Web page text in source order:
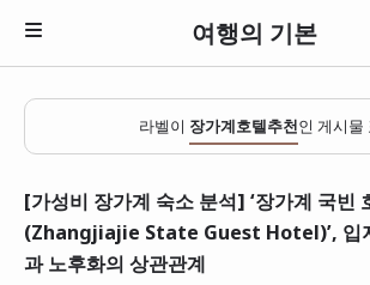
여행의 기본
라벨이 장가계호텔추천인 게시물
[가성비 장가계 숙소 분석] ‘장가계 국빈
(Zhangjiajie State Guest Hotel)’, 입
과 노후화의 상관관계